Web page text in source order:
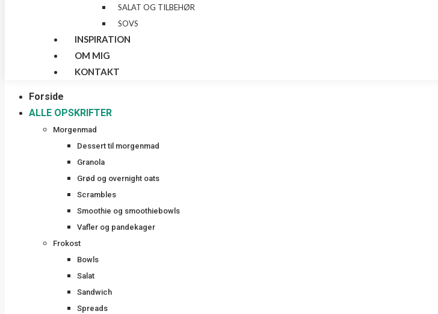
SALAT OG TILBEHØR
SOVS
INSPIRATION
OM MIG
KONTAKT
Forside
ALLE OPSKRIFTER
Morgenmad
Dessert til morgenmad
Granola
Grød og overnight oats
Scrambles
Smoothie og smoothiebowls
Vafler og pandekager
Frokost
Bowls
Salat
Sandwich
Spreads